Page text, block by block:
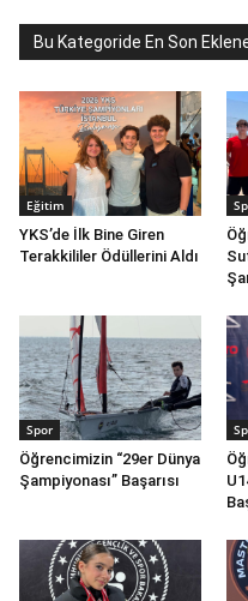
Bu Kategoride En Son
Eğitim
YKS’de İlk Bine Giren
Terakkililer Ödüllerini Aldı
Spor
Öğrencimizin “29er Dünya
Şampiyonası” Başarısı